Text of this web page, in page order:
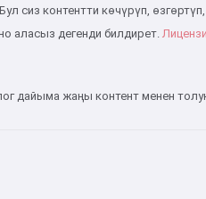
сиз контентти көчүрүп,
аласыз дегенди билдирет.
дайыма жаңы контент менен